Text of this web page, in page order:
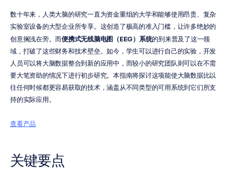
数十年来，人类大脑的研究一直为资金重组的大学和能够使用昂贵、复杂
实验室设备的大型企业所专享。这创造了极高的准入门槛，让许多绝妙的
创意搁浅在旁。而便携式无线脑电图（EEG）系统的到来普及了这一领
域，打破了这些财务和技术壁垒。如今，学生可以进行自己的实验，开发
人员可以将大脑数据整合到新的应用中，而较小的研究团队则可以在不需
要大笔资助的情况下进行初步研究。本指南将探讨这项能使大脑数据比以
往任何时候都更容易获取的技术，涵盖从不同类型的可用系统到它们所支
持的实际应用。
查看产品
关键要点